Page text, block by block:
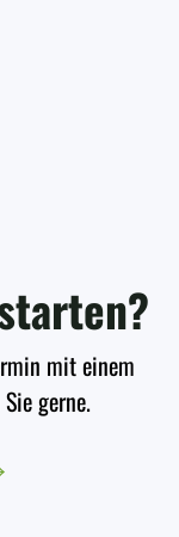
mit einem
gerne.